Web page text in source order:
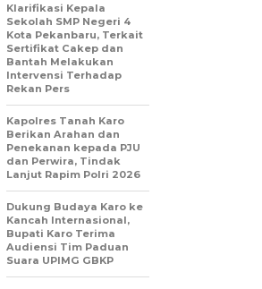
Klarifikasi Kepala
Sekolah SMP Negeri 4
Kota Pekanbaru, Terkait
Sertifikat Cakep dan
Bantah Melakukan
Intervensi Terhadap
Rekan Pers
Kapolres Tanah Karo
Berikan Arahan dan
Penekanan kepada PJU
dan Perwira, Tindak
Lanjut Rapim Polri 2026
Dukung Budaya Karo ke
Kancah Internasional,
Bupati Karo Terima
Audiensi Tim Paduan
Suara UPIMG GBKP